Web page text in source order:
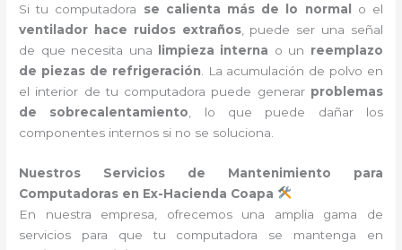
Si tu computadora se calienta más de lo normal
o el
ventilador hace ruidos extraños, puede ser una señal
de que necesita una
limpieza interna o un reemplazo
de piezas de refrigeración . La acumulación de polvo en
el interior de tu computadora puede generar problemas
de sobrecalentamiento , lo que puede dañar los
componentes internos si no se soluciona.
Nuestros Servicios de Mantenimiento para
Computadoras en Ex-Hacienda Coapa
En nuestra empresa, ofrecemos una amplia gama de
servicios para que tu computadora se mantenga en